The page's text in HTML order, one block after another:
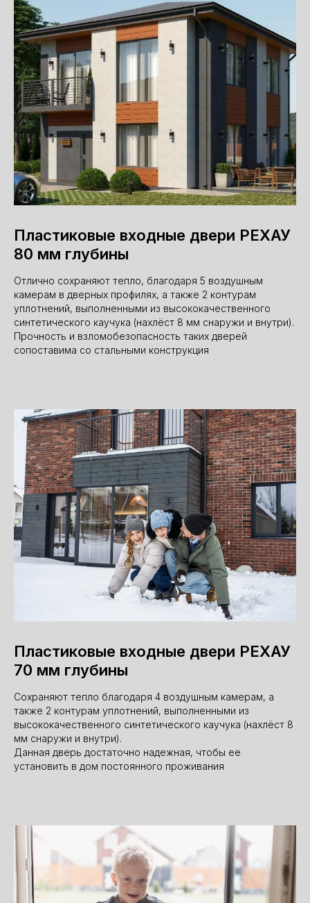
Пластиковые входные двери РЕХАУ
80 мм глубины
Отлично сохраняют тепло, благодаря 5 воздушным
камерам в дверных профилях, а также 2 контурам
уплотнений, выполненными из высококачественного
синтетического каучука (нахлёст 8 мм снаружи и внутри).
Прочность и взломобезопасность таких дверей
сопоставима со стальными конструкция
Пластиковые входные двери РЕХАУ
70 мм глубины
Сохраняют тепло благодаря 4 воздушным камерам, а
также 2 контурам уплотнений, выполненными из
высококачественного синтетического каучука (нахлёст 8
мм снаружи и внутри).
Данная дверь достаточно надежная, чтобы ее
установить в дом постоянного проживания